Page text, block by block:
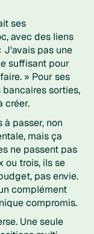
ses
avec des liens
J'avais pas une
suffisant pour
» Pour ses
sorties,
créer.
passer, non
mais ça
ne passent pas
ou trois, ils se
pas envie.
complément
compromis.
Une seule